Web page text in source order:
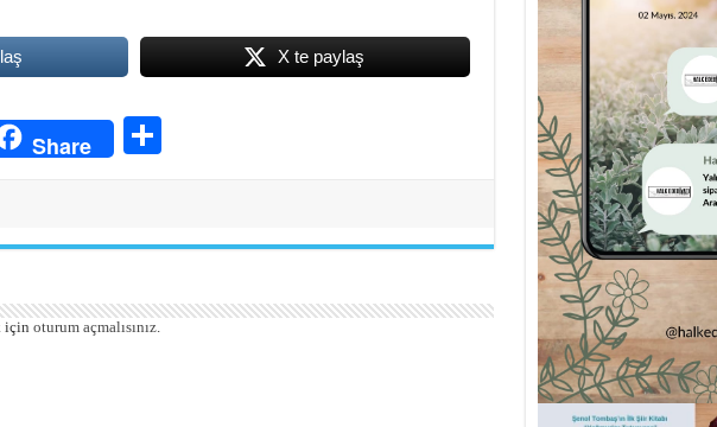
X te paylaş
Share
için oturum açmalısınız.